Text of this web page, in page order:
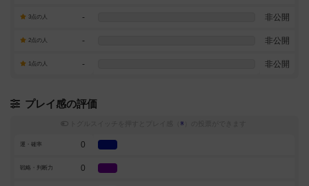
3点の人 - 非公開
2点の人 - 非公開
1点の人 - 非公開
プレイ感の評価
※
運・確率 0
戦略・判断力 0